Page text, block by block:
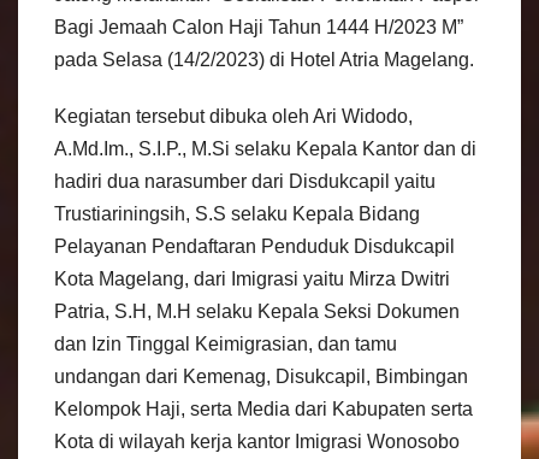
Bagi Jemaah Calon Haji Tahun 1444 H/2023 M”
pada Selasa (14/2/2023) di Hotel Atria Magelang.
Kegiatan tersebut dibuka oleh Ari Widodo,
A.Md.Im., S.I.P., M.Si selaku Kepala Kantor dan di
hadiri dua narasumber dari Disdukcapil yaitu
Trustiariningsih, S.S selaku Kepala Bidang
Pelayanan Pendaftaran Penduduk Disdukcapil
Kota Magelang, dari Imigrasi yaitu Mirza Dwitri
Patria, S.H, M.H selaku Kepala Seksi Dokumen
dan Izin Tinggal Keimigrasian, dan tamu
undangan dari Kemenag, Disukcapil, Bimbingan
Kelompok Haji, serta Media dari Kabupaten serta
Kota di wilayah kerja kantor Imigrasi Wonosobo